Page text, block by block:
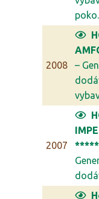
2008
–
2007
*****